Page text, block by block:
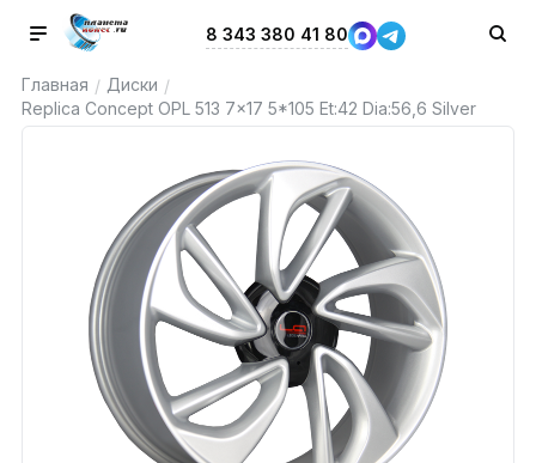
8 343 380 41 80
Главная / Диски /
Replica Concept OPL 513 7x17 5*105 Et:42 Dia:56,6 Silver